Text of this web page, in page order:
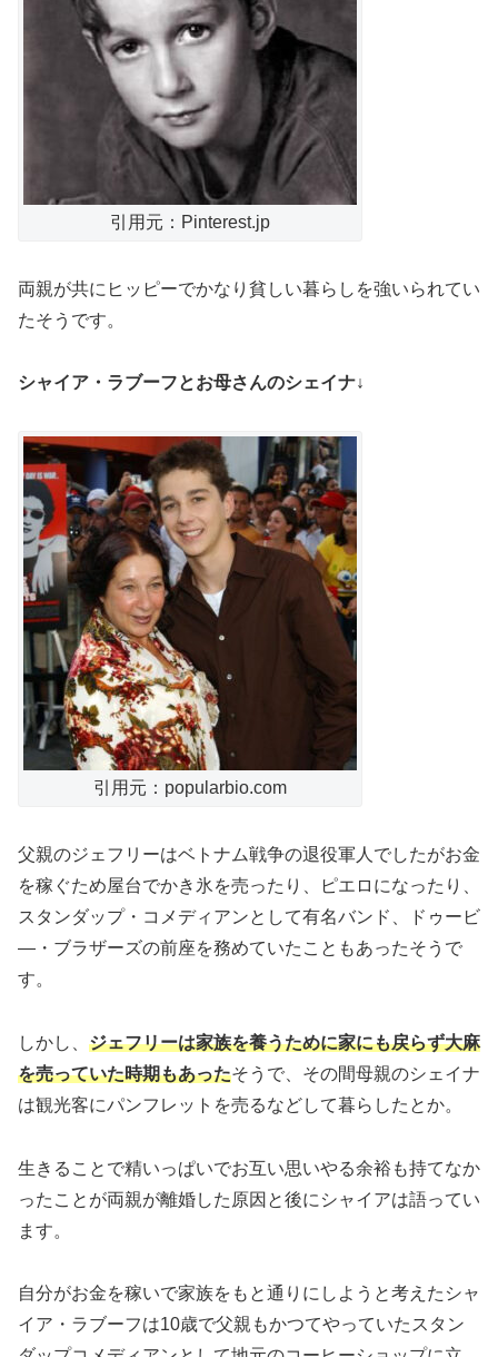
引用元：Pinterest.jp
両親が共にヒッピーでかなり貧しい暮らしを強いられてい
たそうです。
シャイア・ラブーフとお母さんのシェイナ↓
引用元：popularbio.com
父親のジェフリーはベトナム戦争の退役軍人でしたがお金
を稼ぐため屋台でかき氷を売ったり、ピエロになったり、
スタンダップ・コメディアンとして有名バンド、ドゥービ
―・ブラザーズの前座を務めていたこともあったそうで
す。
しかし、 ジェフリーは家族を養うために家にも戻らず大麻
を売っていた時期もあったそうで、その間母親のシェイナ
は観光客にパンフレットを売るなどして暮らしたとか。
生きることで精いっぱいでお互い思いやる余裕も持てなか
ったことが両親が離婚した原因と後にシャイアは語ってい
ます。
自分がお金を稼いで家族をもと通りにしようと考えたシャ
イア・ラブーフは10歳で父親もかつてやっていたスタン